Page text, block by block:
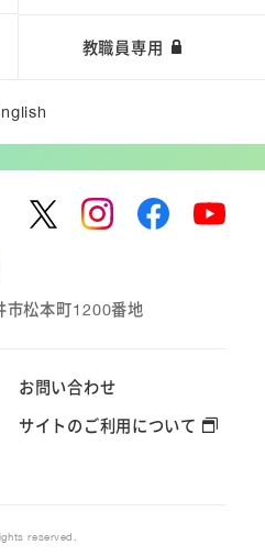
教職員専用
松本町1200番地
お問い合わせ
サイトのご利用について
reserved.